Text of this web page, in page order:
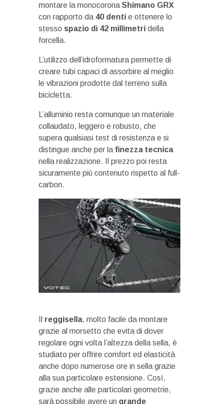
montare la monocorona Shimano GRX
con rapporto da 40 denti e ottenere lo
stesso spazio di 42 millimetri della
forcella.
L’utilizzo dell’idroformatura permette di
creare tubi capaci di assorbire al meglio
le vibrazioni prodotte dal terreno sulla
bicicletta.
L’alluminio resta comunque un materiale
collaudato, leggero e robusto, che
supera qualsiasi test di resistenza e si
distingue anche per la finezza tecnica
nella realizzazione. Il prezzo poi resta
sicuramente più contenuto rispetto al full-
carbon.
reggisella, molto facile da montare
grazie al morsetto che evita di dover
regolare ogni volta l’altezza della sella, è
studiato per offrire comfort ed elasticità
anche dopo numerose ore in sella grazie
alla sua particolare estensione. Così,
grazie anche alle particolari geometrie,
sarà possibile avere un grande